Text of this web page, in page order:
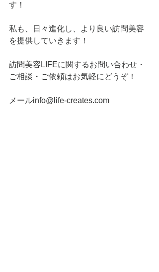
す！
私も、日々進化し、より良い訪問美容
を提供していきます！
訪問美容LIFEに関するお問い合わせ・
ご相談・ご依頼はお気軽にどうぞ！
メールinfo@life-creates.com